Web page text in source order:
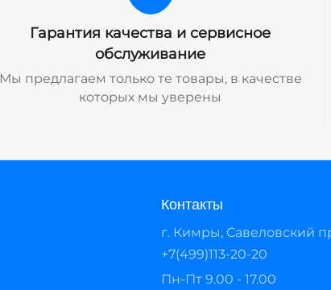
Гарантия качества и сервисное
обслуживание
Мы предлагаем только те товары, в качестве
которых мы уверены
Контакты
г. Кимры, Савеловский
+7(499)113-20-20
Пн-Пт 9.00 - 17.00